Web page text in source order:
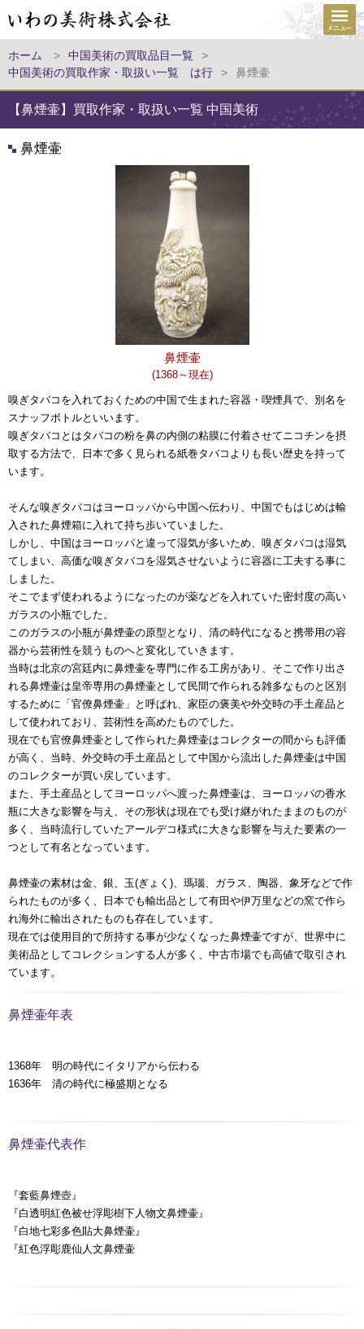
ホーム > 中国美術の買取品目一覧
>
中国美術の買取作家・取扱い一覧 は行
> 鼻煙壷
【鼻煙壷】買取作家・取扱い一覧 中国美術
鼻煙壷
鼻煙壷
(1368～現在)
嗅ぎタバコを入れておくための中国で生まれた容器・喫煙具で、別名を
スナッフボトルといいます。
嗅ぎタバコとはタバコの粉を鼻の内側の粘膜に付着させてニコチンを摂
取する方法で、日本で多く見られる紙巻タバコよりも長い歴史を持って
います。
そんな嗅ぎタバコはヨーロッパから中国へ伝わり、中国でもはじめは輸
入された鼻煙箱に入れて持ち歩いていました。
しかし、中国はヨーロッパと違って湿気が多いため、嗅ぎタバコは湿気
てしまい、高価な嗅ぎタバコを湿気させないように容器に工夫する事に
しました。
そこでまず使われるようになったのが薬などを入れていた密封度の高い
ガラスの小瓶でした。
このガラスの小瓶が鼻煙壷の原型となり、清の時代になると携帯用の容
器から芸術性を競うものへと変化していきます。
当時は北京の宮廷内に鼻煙壷を専門に作る工房があり、そこで作り出さ
れる鼻煙壷は皇帝専用の鼻煙壷として民間で作られる雑多なものと区別
するために「官僚鼻煙壷」と呼ばれ、家臣の褒美や外交時の手土産品と
して使われており、芸術性を高めたものでした。
現在でも官僚鼻煙壷として作られた鼻煙壷はコレクターの間からも評価
が高く、当時、外交時の手土産品として中国から流出した鼻煙壷は中国
のコレクターが買い戻しています。
また、手土産品としてヨーロッパへ渡った鼻煙壷は、ヨーロッパの香水
瓶に大きな影響を与え、その形状は現在でも受け継がれたままのものが
多く、当時流行していたアールデコ様式に大きな影響を与えた要素の一
つとして有名となっています。
鼻煙壷の素材は金、銀、玉(ぎょく)、瑪瑙、ガラス、陶器、象牙などで作
られたものが多く、日本でも輸出品として有田や伊万里などの窯で作ら
れ海外に輸出されたものも存在しています。
現在では使用目的で所持する事が少なくなった鼻煙壷ですが、世界中に
美術品としてコレクションする人が多く、中古市場でも高値で取引され
ています。
鼻煙壷年表
1368年 明の時代にイタリアから伝わる
1636年 清の時代に極盛期となる
鼻煙壷代表作
『套藍鼻煙壺』
『白透明紅色被せ浮彫樹下人物文鼻煙壷』
『白地七彩多色貼大鼻煙壷』
『紅色浮彫鹿仙人文鼻煙壷